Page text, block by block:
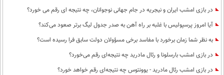
در بازی امشب ایران و نیجریه در جام جهانی نوجوانان، چه نتیجه ای رقم می خورد؟
آیا امروز پرسپولیس با غلبه بر راه آهن به صدر جدول لیگ برتر صعود می‌کند؟
به نظر شما زمان برخورد با مفاسد برخی مسؤولان دولت سابق فرا رسیده است؟
در بازی امشب بارسلونا و رئال مادرید چه نتیجه‌ای رقم می‌خورد؟
در بازی امشب رئال مادرید - یوونتوس چه نتیجه‌ای رقم خواهد خورد؟